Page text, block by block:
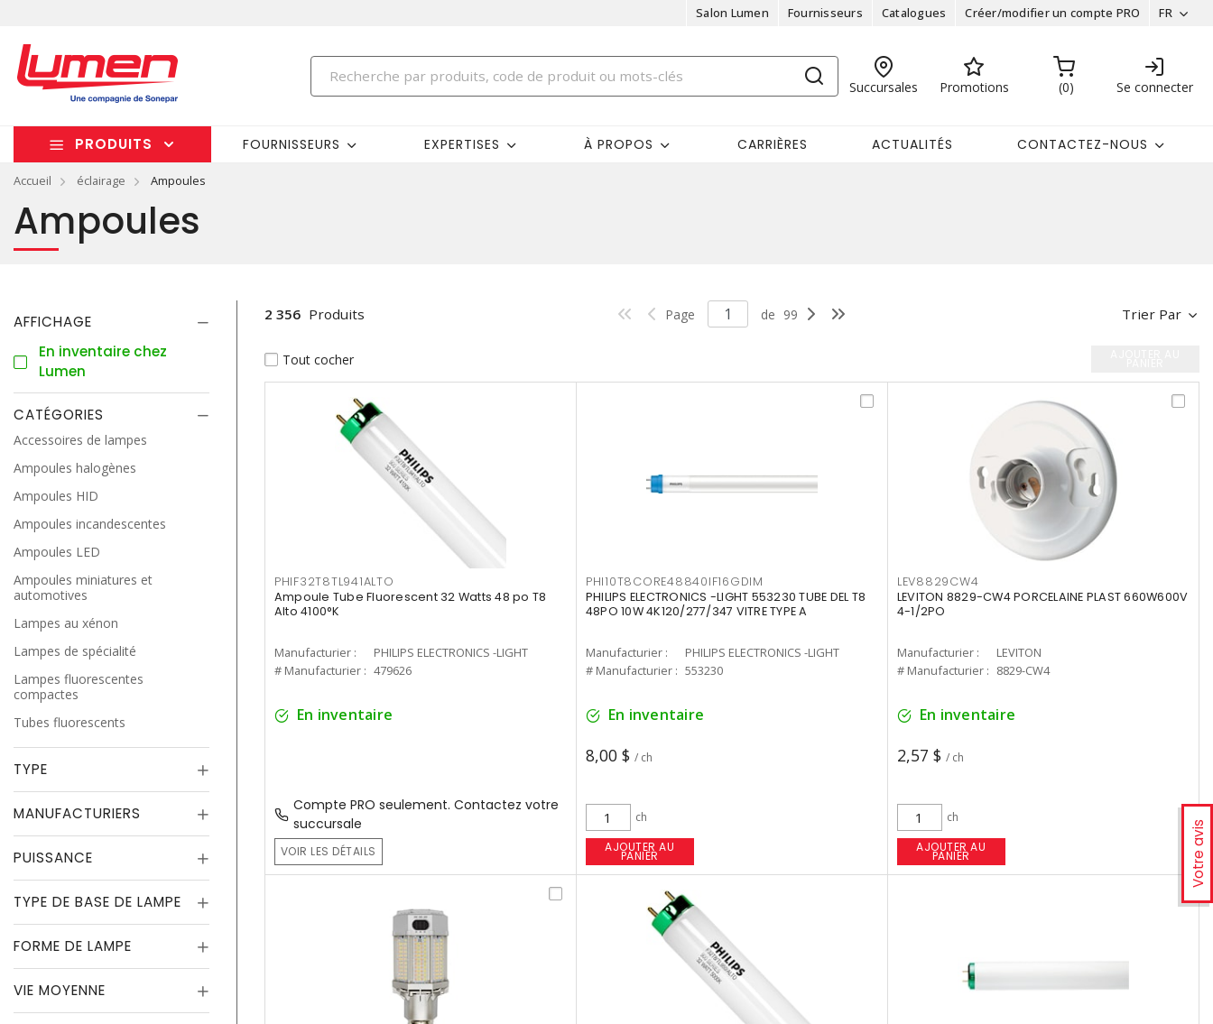
Salon Lumen Fournisseurs Catalogues Créer/modifier un compte PRO FR
Succursales Promotions 0 Se connecter
PRODUITS FOURNISSEURS EXPERTISES À PROPOS CARRIÈRES ACTUALITÉS CONTACTEZ-NOUS
Accueil éclairage Ampoules
Votre avis
Ampoules
AFFICHAGE
En inventaire chez
Lumen
CATÉGORIES
Accessoires de lampes
Ampoules halogènes
Ampoules HID
Ampoules incandescentes
Ampoules LED
Ampoules miniatures et
automotives
Lampes au xénon
Lampes de spécialité
Lampes fluorescentes
compactes
Tubes fluorescents
TYPE
MANUFACTURIERS
PUISSANCE
TYPE DE BASE DE LAMPE
FORME DE LAMPE
VIE MOYENNE
Trier Par
2 356 Produits Page de 99
Tout cocher
PHIF32T8TL941ALTO
Ampoule Tube Fluorescent 32 Watts 48 po T8
Alto 4100°K
Manufacturier :
PHILIPS ELECTRONICS -LIGHT
# Manufacturier : 479626
En inventaire
Compte PRO seulement. Contactez votre
succursale
VOIR LES DÉTAILS
PHI10T8CORE48840IF16GDIM
PHILIPS ELECTRONICS -LIGHT 553230 TUBE DEL T8
48PO 10W 4K120/277/347 VITRE TYPE A
Manufacturier :
PHILIPS ELECTRONICS -LIGHT
# Manufacturier : 553230
En inventaire
8,00 $ / ch
ch
AJOUTER AU
PANIER
LEV8829CW4
LEVITON 8829-CW4 PORCELAINE PLAST 660W600V
4-1/2PO
Manufacturier :
LEVITON
# Manufacturier : 8829-CW4
En inventaire
2,57 $ / ch
ch
AJOUTER AU
PANIER